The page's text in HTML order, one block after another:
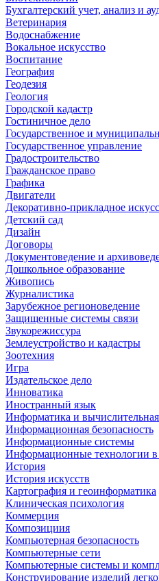
Бухгалтерский учет, анализ и
Ветеринария
Водоснабжение
Вокальное искусство
Воспитание
География
Геодезия
Геология
Городской кадастр
Гостиничное дело
Государственное и
Государственное управление
Градостроительство
Гражданское право
Графика
Двигатели
Декоративно-прикладное
Детский сад
Дизайн
Договоры
Документоведение и
Дошкольное образование
Живопись
Журналистика
Зарубежное регионоведение
Защищенные системы связи
Звукорежиссура
Землеустройство и кадастры
Зоотехния
Игра
Издательское дело
Инноватика
Иностранный язык
Информатика и
Информационная безопасность
Информационные системы
Информационные технологии в
История
История искусств
Картография и геоинформатика
Клиническая психология
Коммерция
Композициия
Компьютерная безопасность
Компьютерные сети
Компьютерные системы и
Конструирование изделий